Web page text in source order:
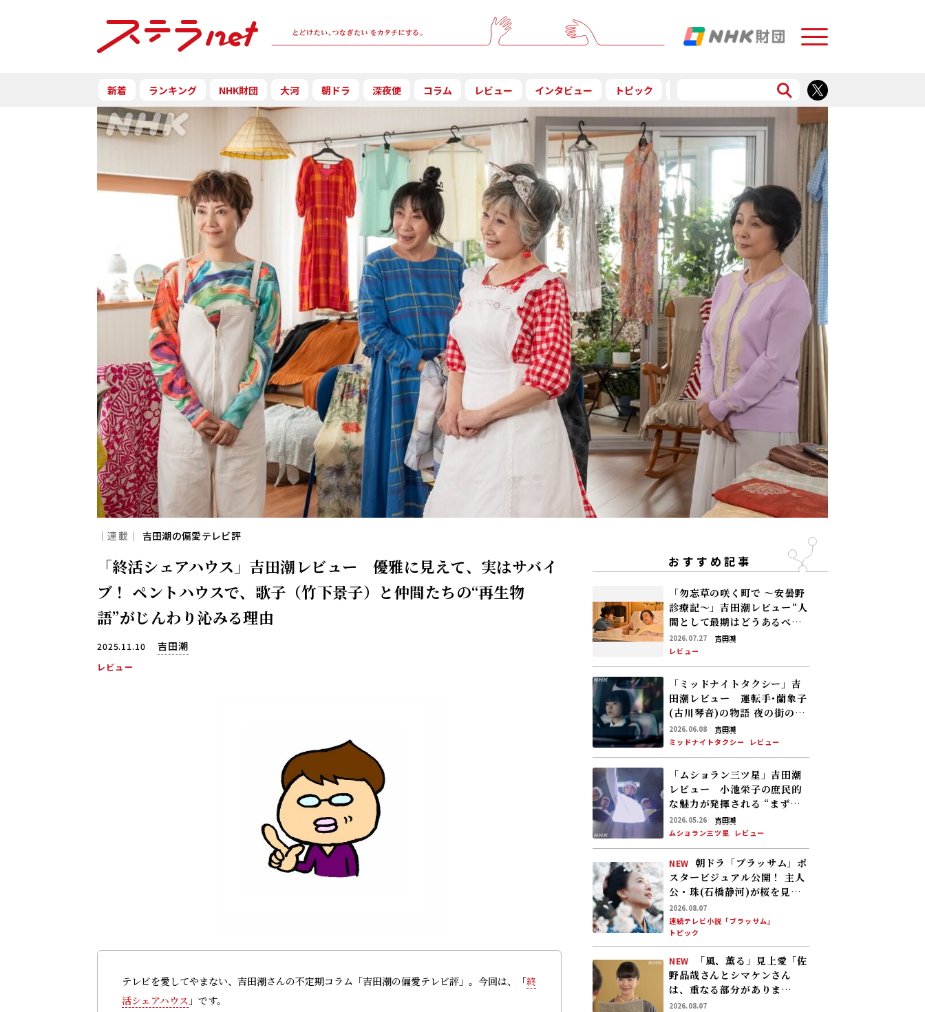
Menu
新着 ランキング NHK財団 大河 朝ドラ 深夜便 コラム レビュー インタビュー トピック
｜連載｜ 吉田潮の偏愛テレビ評
「終活シェアハウス」吉田潮レビュー 優雅に見えて、実はサバイ
ブ！ ペントハウスで、歌子（竹下景子）と仲間たちの“再生物
語”がじんわり沁みる理由
2025.11.10 吉田潮
レビュー
テレビを愛してやまない、吉田潮さんの不定期コラム「吉田潮の偏愛テレビ評」。今回は、「終
活シェアハウス 」です。
おすすめ記事
「勿忘草の咲く町で 〜安曇野
診療記〜」吉田潮レビュー――“人
間として最期はどうあるべき
か”という問いに辿り着く物語
2026.07.27
吉田潮
レビュー
「ミッドナイトタクシー」吉
田潮レビュー 運転手･蘭象子
(古川琴音)の物語―― 夜の街の人
生譚(の断片)が､軽やかなのに
じわじわと心に沁み込む
2026.06.08
吉田潮
ミッドナイトタクシー
レビュー
「ムショラン三ツ星」吉田潮
レビュー 小池栄子の庶民的
な魅力が発揮される “まずい
ムショメシ”再生物語！
2026.05.26
吉田潮
ムショラン三ツ星
レビュー
NEW 朝ドラ「ブラッサム」ポ
スタービジュアル公開！ 主人
公・珠(石橋静河)が桜を見上
げる印象的な1枚 タイトル映
像は奥山大史監督、語りは三
條雅幸アナ 2026年度後期放
送
2026.08.07
連続テレビ小説「ブラッサム」
トピック
NEW
「風、薫る」見上愛「佐
野晶哉さんとシマケンさん
は、重なる部分がありま
す……」
2026.08.07